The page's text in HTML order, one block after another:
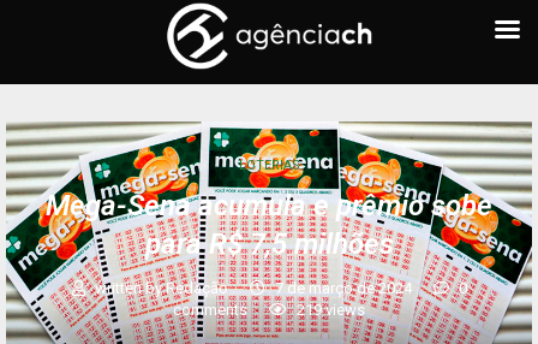
LOTERIAS
Mega-Sena acumula e prêmio sobe
para R$ 7,5 milhões
written byRedação 7 de março de 2024
0
comments
219views